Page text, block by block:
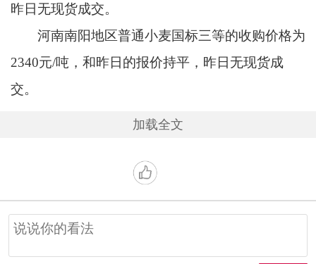
昨日无现货成交。
河南南阳地区普通小麦国标三等的收购价格为
2340元/吨，和昨日的报价持平，昨日无现货成
交。
加载全文